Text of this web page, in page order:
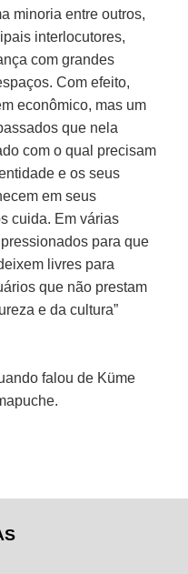
minoria entre outros,
interlocutores,
com grandes
Com efeito,
econômico, mas um
que nela
com o qual precisam
e os seus
em seus
cuida. Em várias
para que
livres para
que não prestam
e da cultura”
falou de Küme